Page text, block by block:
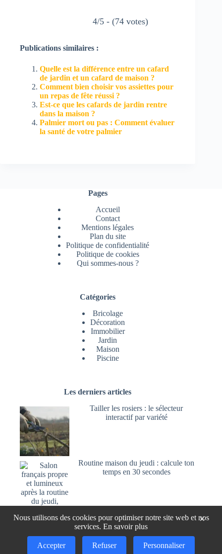
4/5 - (74 votes)
Publications similaires :
Quelle est la différence entre un cafard
de jardin et un cafard de maison ?
Comment bien choisir vos assiettes pour
un repas de fête réussi ?
Est-ce que les cafards de jardin rentre
dans la maison ?
Palmier mort ou pas : Comment évaluer
la santé de votre palmier
Pages
Accueil
Contact
Mentions légales
Plan du site
Politique de confidentialité
Politique de cookies
Qui sommes-nous ?
Catégories
Bricolage
Décoration
Immobilier
Jardin
Maison
Piscine
Les derniers articles
Tailler les rosiers : le sélecteur
interactif par variété
Routine maison du jeudi : calcule ton
temps en 30 secondes
Utiliser l’acide oxalique pour blanchir
et nettoyer le bois
×
Nous utilisons des cookies pour optimiser notre site web et nos
services. En savoir plus
Accepter Refuser Personnaliser